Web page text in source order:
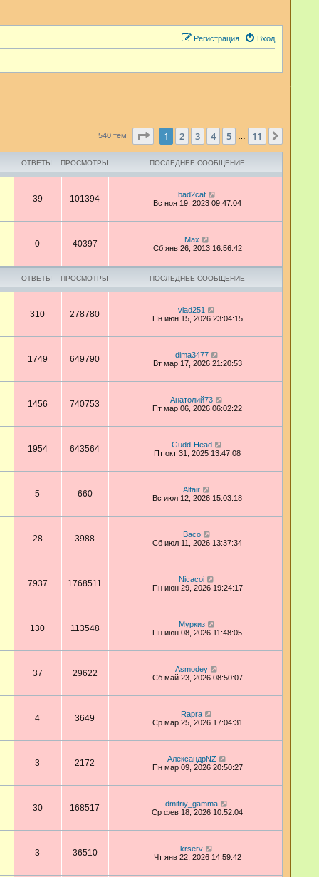
Вход
Регистрация
540 тем Страница1 из 11
1 2 3 4 5 11
ОТВЕТЫ ПРОСМОТРЫ ПОСЛЕДНЕЕ СООБЩЕНИЕ
39 101394
bad2cat
Вс ноя 19, 2023 09:47:04
0 40397
Max
Сб янв 26, 2013 16:56:42
ОТВЕТЫ ПРОСМОТРЫ ПОСЛЕДНЕЕ СООБЩЕНИЕ
310 278780
vlad251
Пн июн 15, 2026 23:04:15
1749 649790
dima3477
Вт мар 17, 2026 21:20:53
1456 740753
Анатолий73
Пт мар 06, 2026 06:02:22
1954 643564
Gudd-Head
Пт окт 31, 2025 13:47:08
5 660
Altair
Вс июл 12, 2026 15:03:18
28 3988
Васо
Сб июл 11, 2026 13:37:34
7937 1768511
Nicacoi
Пн июн 29, 2026 19:24:17
130 113548
Муркиз
Пн июн 08, 2026 11:48:05
37 29622
Asmodey
Сб май 23, 2026 08:50:07
4 3649
Rapra
Ср мар 25, 2026 17:04:31
3 2172
АлександрNZ
Пн мар 09, 2026 20:50:27
30 168517
dmitriy_gamma
Ср фев 18, 2026 10:52:04
3 36510
krserv
Чт янв 22, 2026 14:59:42